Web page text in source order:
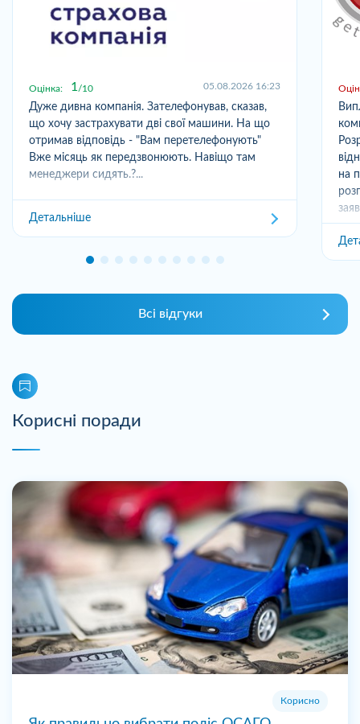
Оцінка: 1 10 05.08.2026 16:23
Дуже дивна компанія. Зателефонував, сказав,
що хочу застрахувати дві свої машини. На що
отримав відповідь - "Вам перетелефонують"
Вже місяць як передзвонюють. Навіщо там
менеджери сидять.?...
Детальніше
на
Всі відгуки
Корисні поради
Корисно